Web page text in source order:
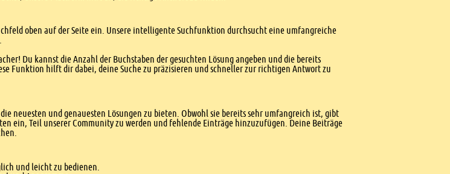
oben auf der Seite ein. Unsere intelligente Suchfunktion durchsucht eine umfangreiche
Du kannst die Anzahl der Buchstaben der gesuchten Lösung angeben und die bereits
Funktion hilft dir dabei, deine Suche zu präzisieren und schneller zur richtigen Antwort zu
neuesten und genauesten Lösungen zu bieten. Obwohl sie bereits sehr umfangreich ist, gibt
ein, Teil unserer Community zu werden und fehlende Einträge hinzuzufügen. Deine Beiträge
und leicht zu bedienen.